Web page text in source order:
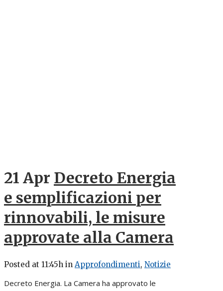
21 Apr Decreto Energia
e semplificazioni per
rinnovabili, le misure
approvate alla Camera
Posted at 11:45h in Approfondimenti, Notizie
Decreto Energia. La Camera ha approvato le